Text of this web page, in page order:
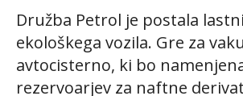
Družba Petrol je postala
ekološkega vozila. Gre za
avtocisterno, ki bo
rezervoarjev za naftne